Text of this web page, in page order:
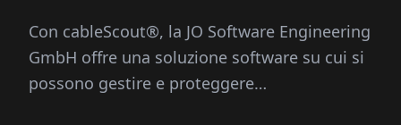
Con cableScout®, la JO Software Engineering
GmbH offre una soluzione software su cui si
possono gestire e proteggere